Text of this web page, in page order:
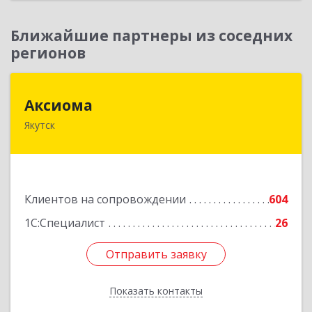
Ближайшие партнеры из соседних
регионов
Аксиома
Якутск
Клиентов на сопровождении
604
1С:Специалист
26
Отправить заявку
Показать контакты
677000, Саха /Якутия/ Респ, Якутск г, Чиряева
Отправить заявку
Назад